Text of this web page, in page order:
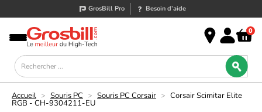
GrosBill Pro Besoin d’aide
0
Accueil > Souris PC > Souris PC Corsair > Corsair Scimitar Elite
RGB - CH-9304211-EU